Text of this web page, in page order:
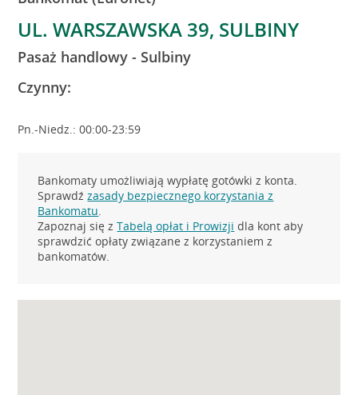
UL. WARSZAWSKA 39, SULBINY
Pasaż handlowy - Sulbiny
Czynny:
Pn.-Niedz.: 00:00-23:59
Bankomaty umożliwiają wypłatę gotówki z konta.
Sprawdźzasady bezpiecznego korzystania z
Bankomatu.
Zapoznaj się zTabelą opłat i Prowizji dla kont aby
sprawdzić opłaty związane z korzystaniem z
bankomatów.